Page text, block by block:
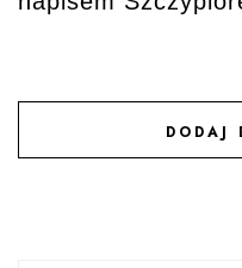
DODAJ
DODAJ